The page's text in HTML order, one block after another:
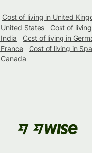
Cost of living in United
States
Cost of
Cost of living in
Cost of living in